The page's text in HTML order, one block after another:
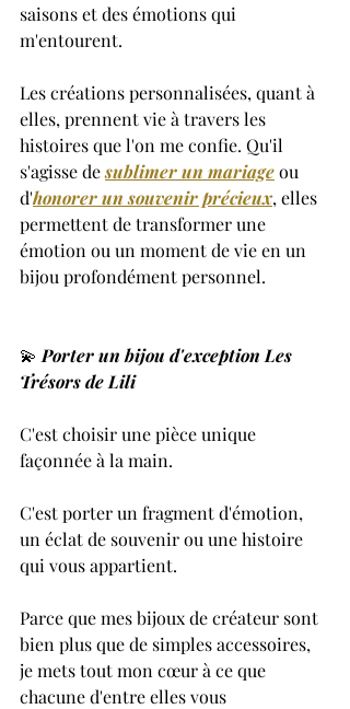
saisons et des émotions qui
m'entourent.
Les créations personnalisées, quant à
elles, prennent vie à travers les
histoires que l'on me confie. Qu'il
s'agisse de sublimer un mariage ou
d'honorer un souvenir précieux, elles
permettent de transformer une
émotion ou un moment de vie en un
bijou profondément personnel.
💫 Porter un bijou d'exception Les
Trésors de Lili
C'est choisir une pièce unique
façonnée à la main.
C'est porter un fragment d'émotion,
un éclat de souvenir ou une histoire
qui vous appartient.
Parce que mes bijoux de créateur sont
bien plus que de simples accessoires,
je mets tout mon cœur à ce que
chacune d'entre elles vous